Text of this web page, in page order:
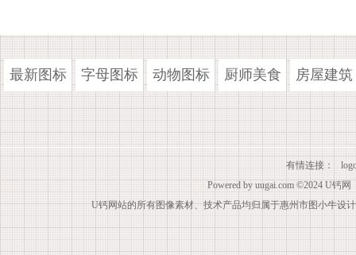
最新图标 字母图标 动物图标 厨师美食 房屋建筑
有情连接：
Powered by uugai.com ©2024 U钙网
U钙网站的所有图像素材、技术产品均归属于惠州市图小牛设